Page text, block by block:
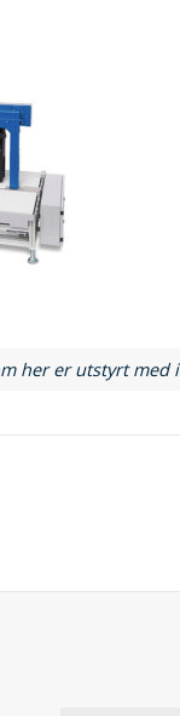
her er utstyrt